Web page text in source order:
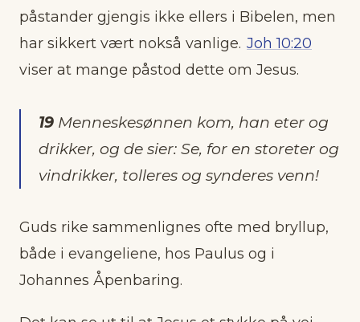
påstander gjengis ikke ellers i Bibelen, men
har sikkert vært nokså vanlige. Joh 10:20
viser at mange påstod dette om Jesus.
19 Menneskesønnen kom, han eter og
drikker, og de sier: Se, for en storeter og
vindrikker, tolleres og synderes venn!
Guds rike sammenlignes ofte med bryllup,
både i evangeliene, hos Paulus og i
Johannes Åpenbaring.